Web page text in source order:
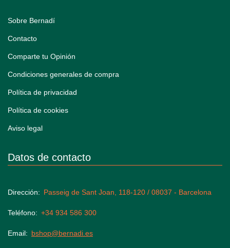
Sobre Bernadí
Contacto
Comparte tu Opinión
Condiciones generales de compra
Política de privacidad
Política de cookies
Aviso legal
Datos de contacto
Dirección Passeig de Sant Joan, 118-120 / 08037 - Barcelona
Teléfono +34 934 586 300
Email bshop@bernadi.es